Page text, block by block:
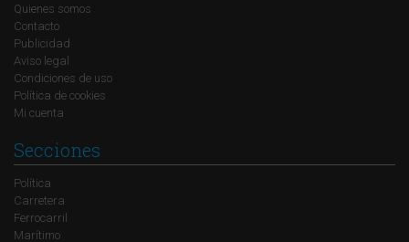
Quienes somos
Contacto
Publicidad
Aviso legal
Condiciones de uso
Política de cookies
Mi cuenta
Secciones
Política
Carretera
Ferrocarril
Marítimo